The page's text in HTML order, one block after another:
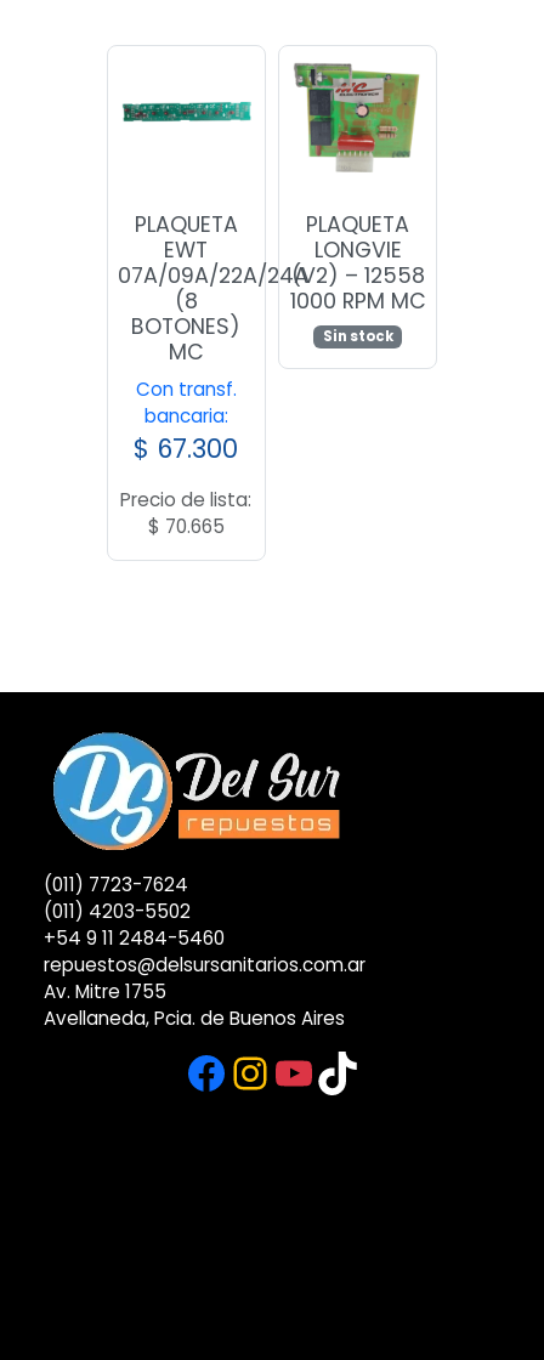
PLAQUETA
EWT
07A/09A/22A/24A
(8
BOTONES)
MC
Con transf.
bancaria:
$ 67.300
Precio de lista:
$ 70.665
PLAQUETA
LONGVIE
(V2) – 12558
1000 RPM MC
Sin stock
(011) 7723-7624
(011) 4203-5502
+54 9 11 2484-5460
repuestos@delsursanitarios.com.ar
Av. Mitre 1755
Avellaneda, Pcia. de Buenos Aires
Facebook
Instagram
YouTube
TikTok